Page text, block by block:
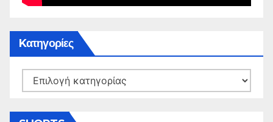
Kατηγορίες
Kατηγορίες